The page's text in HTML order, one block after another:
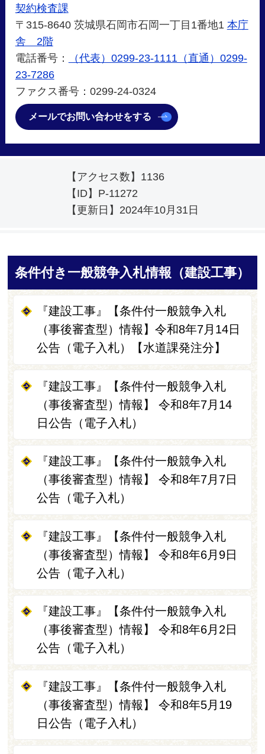
契約検査課
〒315-8640 茨城県石岡市石岡一丁目1番地1 本庁
舎 2階
電話番号：
（代表）0299-23-1111（直通）0299-
23-7286
ファクス番号：0299-24-0324
メールでお問い合わせをする
【アクセス数】 1136
【ID】 P-11272
【更新日】 2024年10月31日
条件付き一般競争入札情報（建設工事）
『建設工事』【条件付一般競争入札
（事後審査型）情報】令和8年7月14日
公告（電子入札）【水道課発注分】
『建設工事』【条件付一般競争入札
（事後審査型）情報】 令和8年7月14
日公告（電子入札）
『建設工事』【条件付一般競争入札
（事後審査型）情報】 令和8年7月7日
公告（電子入札）
『建設工事』【条件付一般競争入札
（事後審査型）情報】 令和8年6月9日
公告（電子入札）
『建設工事』【条件付一般競争入札
（事後審査型）情報】 令和8年6月2日
公告（電子入札）
『建設工事』【条件付一般競争入札
（事後審査型）情報】 令和8年5月19
日公告（電子入札）